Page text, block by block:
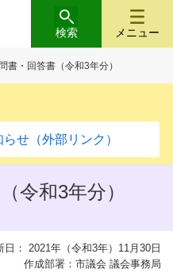
メニュー
検索
書・回答書（令和3年分）
せ（外部リンク）
令和3年分）
日： 2021年（令和3年）11月30日
作成部署：市議会 議会事務局